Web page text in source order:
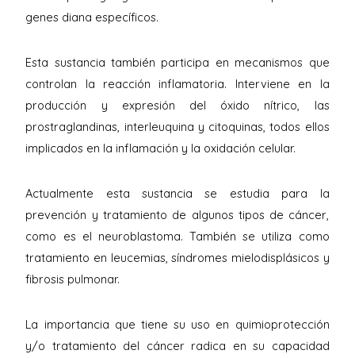
genes diana específicos.
Esta sustancia también participa en mecanismos que
controlan la reacción inflamatoria. Interviene en la
producción y expresión del óxido nítrico, las
prostraglandinas, interleuquina y citoquinas, todos ellos
implicados en la inflamación y la oxidación celular.
Actualmente esta sustancia se estudia para la
prevención y tratamiento de algunos tipos de cáncer,
como es el neuroblastoma. También se utiliza como
tratamiento en leucemias, síndromes mielodisplásicos y
fibrosis pulmonar.
La importancia que tiene su uso en quimioprotección
y/o tratamiento del cáncer radica en su capacidad